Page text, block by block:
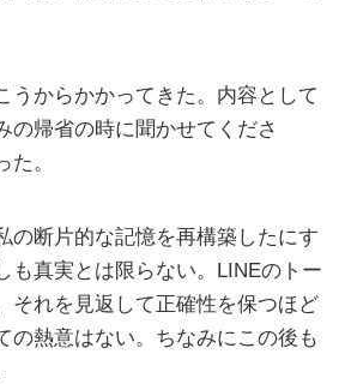
うからかかってきた。内容として
の帰省の時に聞かせてくださ
た。
の断片的な記憶を再構築したにす
も真実とは限らない。LINEのトー
それを見返して正確性を保つほど
の熱意はない。ちなみにこの後も